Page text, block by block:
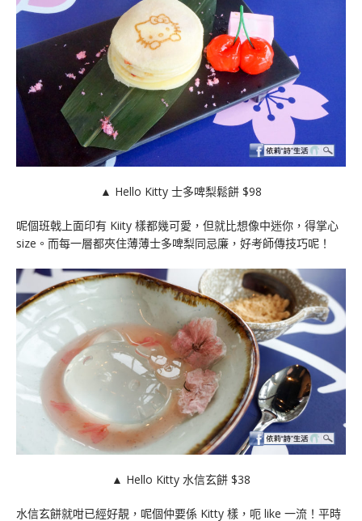
▲ Hello Kitty 士多啤梨鬆餅 $98
呢個班戟上面印有 Kiity 樣都幾可愛，但就比想像中迷你，得掌心
size。而每一層都夾住薄薄士多啤梨同忌廉，好考師傳技巧呢！
▲ Hello Kitty 水信玄餅 $38
水信玄餅就咁已經好靚，呢個仲要係 Kitty 樣，呃 like 一流！平時